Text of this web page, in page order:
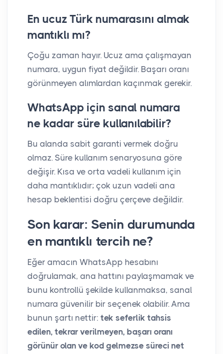
En ucuz Türk numarasını almak
mantıklı mı?
Çoğu zaman hayır. Ucuz ama çalışmayan
numara, uygun fiyat değildir. Başarı oranı
görünmeyen alımlardan kaçınmak gerekir.
WhatsApp için sanal numara
ne kadar süre kullanılabilir?
Bu alanda sabit garanti vermek doğru
olmaz. Süre kullanım senaryosuna göre
değişir. Kısa ve orta vadeli kullanım için
daha mantıklıdır; çok uzun vadeli ana
hesap beklentisi doğru çerçeve değildir.
Son karar: Senin durumunda
en mantıklı tercih ne?
Eğer amacın WhatsApp hesabını
doğrulamak, ana hattını paylaşmamak ve
bunu kontrollü şekilde kullanmaksa, sanal
numara güvenilir bir seçenek olabilir. Ama
bunun şartı nettir: tek seferlik tahsis
edilen, tekrar verilmeyen, başarı oranı
görünür olan ve kod gelmezse süreci net